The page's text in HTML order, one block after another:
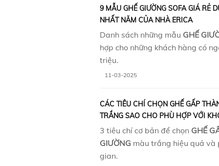
9 MẪU GHẾ GIƯỜNG SOFA GIÁ RẺ
NHẤT NĂM CỦA NHÀ ERICA
Danh sách những mẫu GHẾ
hợp cho những khách hàng có
triệu.
11-03-2025
CÁC TIÊU CHÍ CHỌN GHẾ GẤP
TRẮNG SAO CHO PHÙ HỢP VỚI
3 tiêu chí cơ bản để chọn GHẾ
GIƯỜNG màu trắng hiệu quả và
gian.